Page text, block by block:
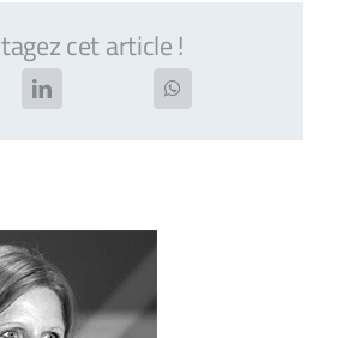
cet article !